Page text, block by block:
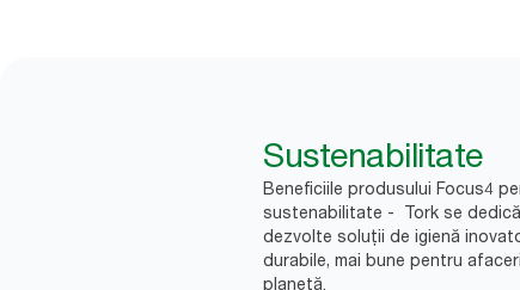
Sustenabilitate
Beneficiile produsului Focus4
sustenabilitate - Tork se
dezvolte soluții de igienă
durabile, mai bune pentru
planetă.